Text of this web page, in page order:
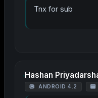
Tnx for sub
Hashan
ANDROID 4.2